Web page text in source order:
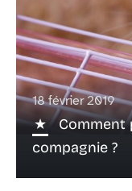
18 février 2019
Comment
compagnie ?